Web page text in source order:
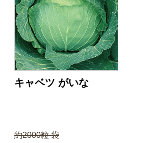
キャベツ がいな
約2000粒 袋